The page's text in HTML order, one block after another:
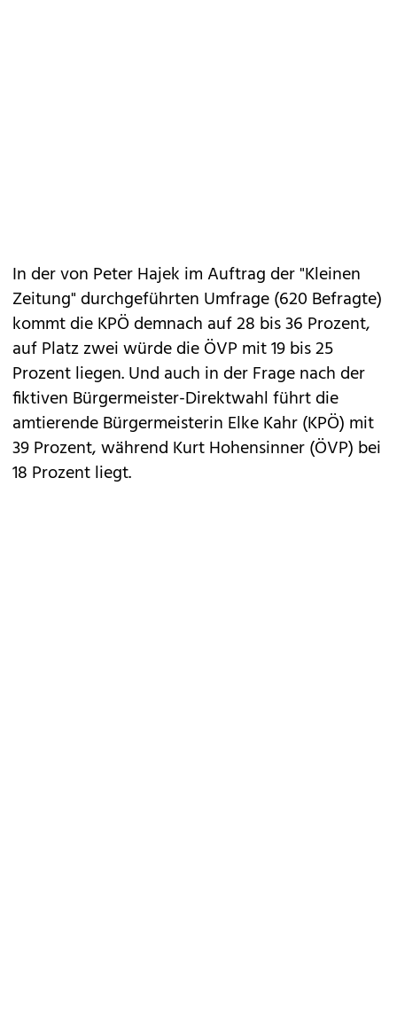
In der von Peter Hajek im Auftrag der "Kleinen
Zeitung" durchgeführten Umfrage (620 Befragte)
kommt die KPÖ demnach auf 28 bis 36 Prozent,
auf Platz zwei würde die ÖVP mit 19 bis 25
Prozent liegen. Und auch in der Frage nach der
fiktiven Bürgermeister-Direktwahl führt die
amtierende Bürgermeisterin Elke Kahr (KPÖ) mit
39 Prozent, während Kurt Hohensinner (ÖVP) bei
18 Prozent liegt.